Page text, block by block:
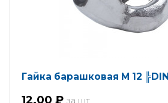
Гайка барашковая М 12 ╠DIN
12.00 ₽